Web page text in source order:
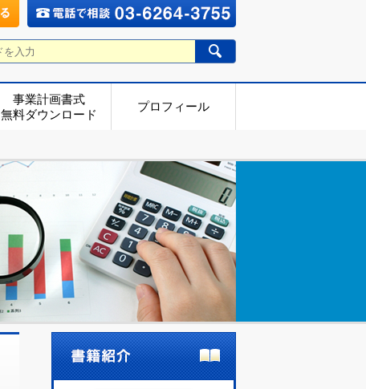
事業計画書式
無料ダウンロード
プロフィール